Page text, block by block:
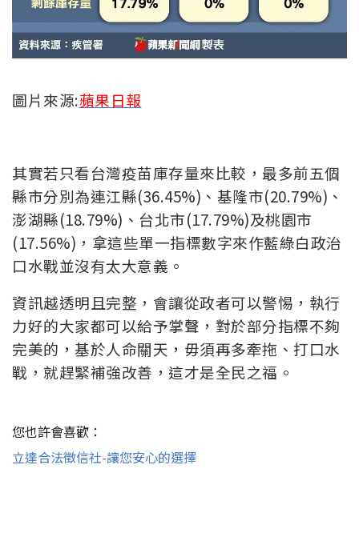
圖片來源:蘋果日報
其實若只看台灣疫苗庫存量來比較，最多前五個
縣市分別為連江縣(36.45%)、基隆市(20.79%)、
澎湖縣(18.79%)、台北市(17.79%)及桃園市
(17.56%)，拿這些單一指標數字來作藍綠白政治
口水戰並沒有太大意義。
資訊越透明且完整，會讓從政者可以警惕，執行
力好的大家都可以給予掌聲，對於部分指標不夠
完美的，基於人命關天，毋須再多牽拖、打口水
戰，就趕緊補強改善，這才是全民之福。
您也許會喜歡：
立達合法徵信社-讓您安心的選擇